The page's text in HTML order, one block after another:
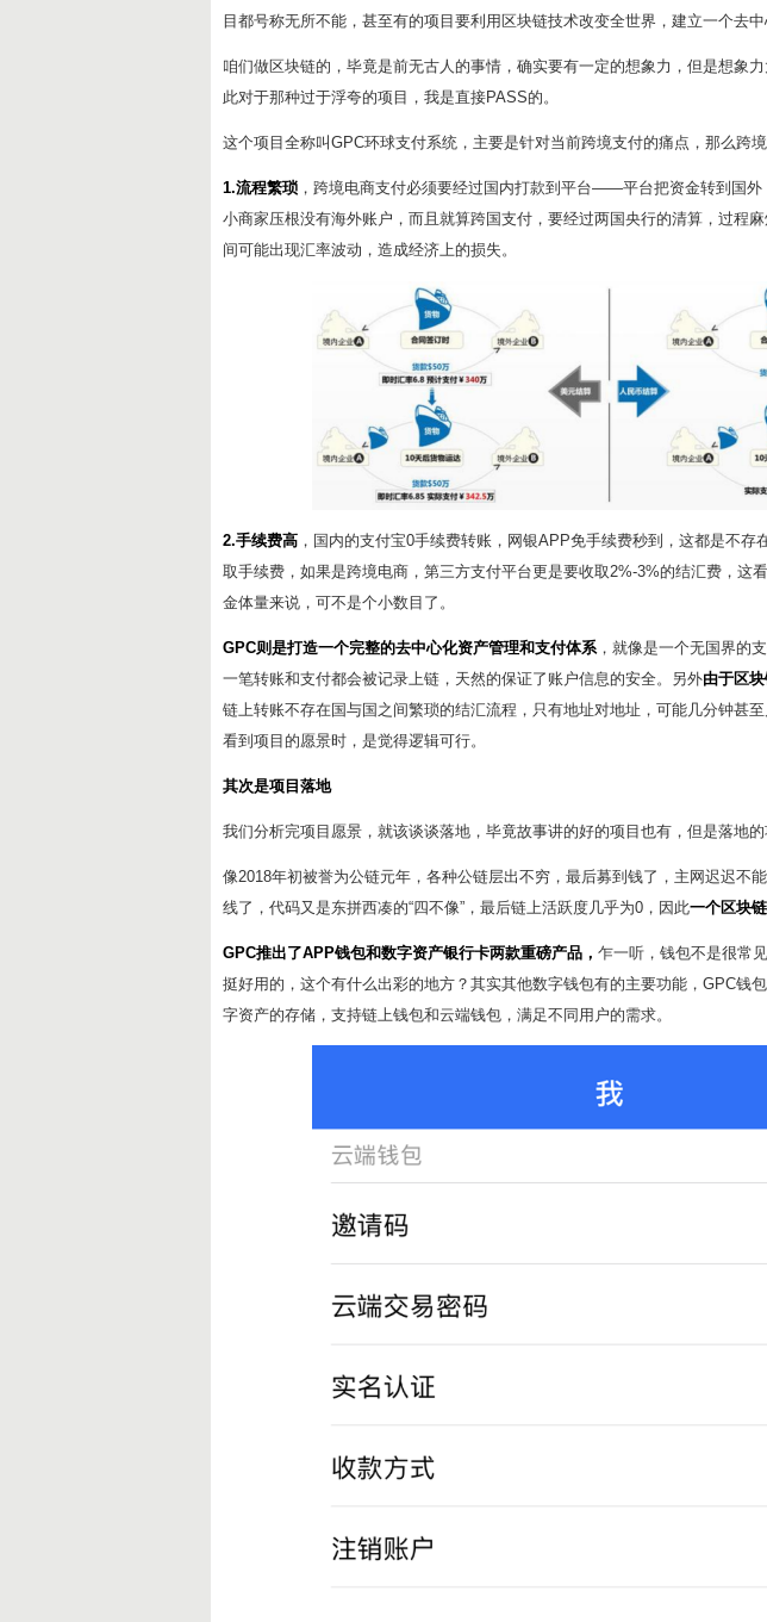
目都号称无所不能，甚至有的项目要利用区块链技术改变全世界，建立一个去
咱们做区块链的，毕竟是前无古人的事情，确实要有一定的想象力，但是想象
此对于那种过于浮夸的项目，我是直接PASS的。
这个项目全称叫GPC环球支付系统，主要是针对当前跨境支付的痛点，那么跨
1.流程繁琐 ，跨境电商支付必须要经过国内打款到平台——平台把资金转到国外
小商家压根没有海外账户，而且就算跨国支付，要经过两国央行的清算，过程
间可能出现汇率波动，造成经济上的损失。
2.手续费高 ，国内的支付宝0手续费转账，网银APP免手续费秒到，这都是不存
取手续费，如果是跨境电商，第三方支付平台更是要收取2%-3%的结汇费，这
金体量来说，可不是个小数目了。
GPC则是打造一个完整的去中心化资产管理和支付体系，就像是一个无国界的
一笔转账和支付都会被记录上链，天然的保证了账户信息的安全。另外由于区
链上转账不存在国与国之间繁琐的结汇流程，只有地址对地址，可能几分钟甚
看到项目的愿景时，是觉得逻辑可行。
其次是项目落地
我们分析完项目愿景，就该谈谈落地，毕竟故事讲的好的项目也有，但是落地的
像2018年初被誉为公链元年，各种公链层出不穷，最后募到钱了，主网迟迟不
线了，代码又是东拼西凑的“四不像”，最后链上活跃度几乎为0，因此一个区块
GPC推出了APP钱包和数字资产银行卡两款重磅产品， 乍一听，钱包不是很常
挺好用的，这个有什么出彩的地方？其实其他数字钱包有的主要功能，GPC钱
字资产的存储，支持链上钱包和云端钱包，满足不同用户的需求。